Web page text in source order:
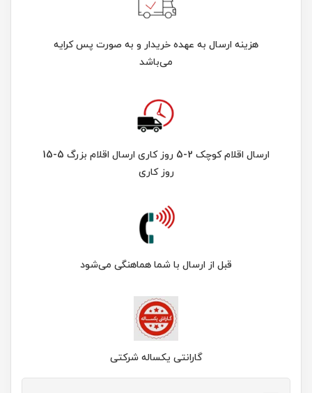
هزینه ارسال به عهده خریدار و به صورت پس کرایه
می‌باشد
ارسال اقلام کوچک 2-5 روز کاری ارسال اقلام بزرگ 5-15
روز کاری
قبل از ارسال با شما هماهنگی می‌شود
گارانتی یکساله شرکتی